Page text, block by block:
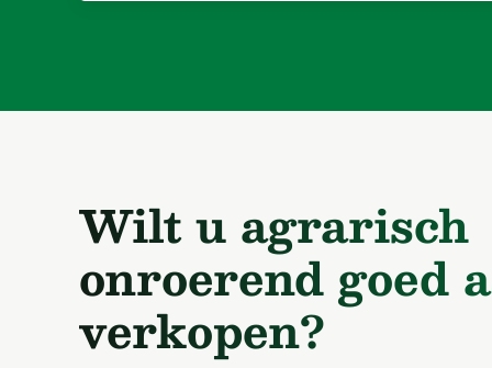
Wilt u agrarisch
onroerend goed
verkopen?